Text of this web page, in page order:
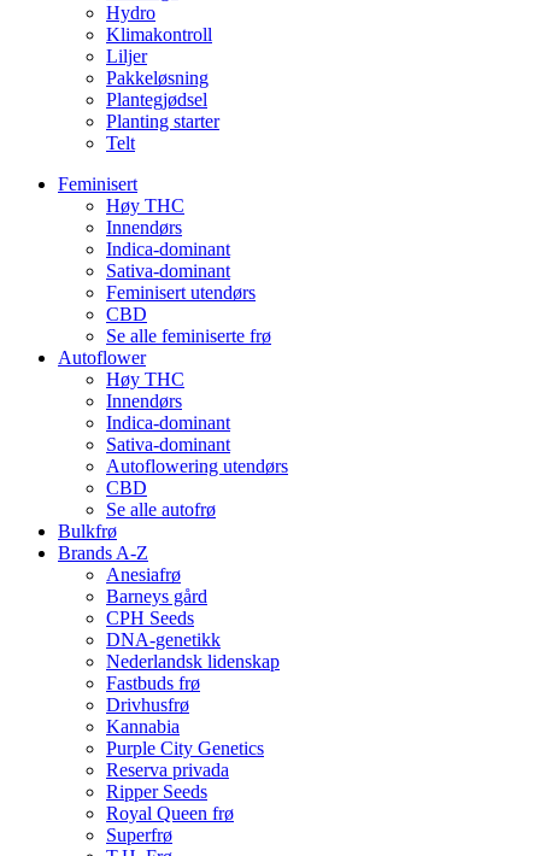
Hydro
Klimakontroll
Liljer
Pakkeløsning
Plantegjødsel
Planting starter
Telt
Feminisert
Høy THC
Innendørs
Indica-dominant
Sativa-dominant
Feminisert utendørs
CBD
Se alle feminiserte frø
Autoflower
Høy THC
Innendørs
Indica-dominant
Sativa-dominant
Autoflowering utendørs
CBD
Se alle autofrø
Bulkfrø
Brands A-Z
Anesiafrø
Barneys gård
CPH Seeds
DNA-genetikk
Nederlandsk lidenskap
Fastbuds frø
Drivhusfrø
Kannabia
Purple City Genetics
Reserva privada
Ripper Seeds
Royal Queen frø
Superfrø